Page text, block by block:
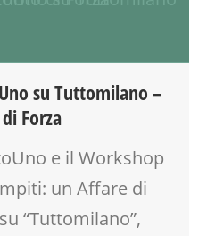
su Tuttomilano –
Forza
e il Workshop
un Affare di
“Tuttomilano”,